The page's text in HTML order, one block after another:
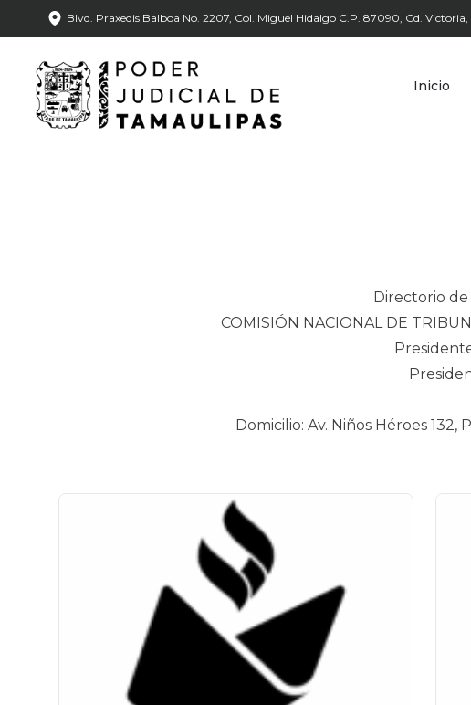
Blvd. Praxedis Balboa No. 2207, Col. Miguel Hidalgo C.P. 87090, Cd. Victoria,
Inicio
Directorio
COMISIÓN NACIONAL DE
Domicilio: Av. Niños Héroes